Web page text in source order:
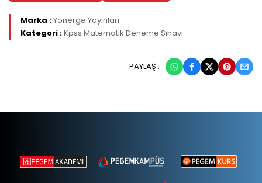
Marka :Yönerge Yayınları
Kategori :Kpss Matematik Deneme Sınavı
PAYLAŞ :